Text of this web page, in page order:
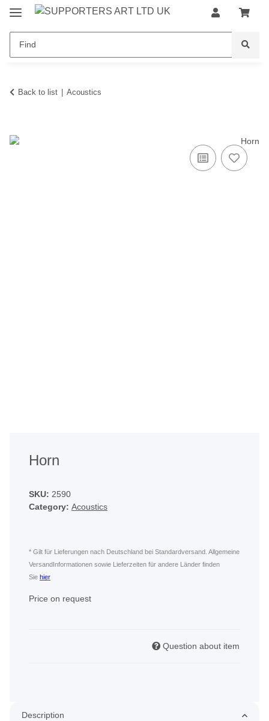
Back to list Acoustics
Horn
SKU: 2590
Category: Acoustics
* Gilt für Lieferungen nach Deutschland bei Standardversand. Allgemeine
VersandInformationen sowie Lieferzeiten für andere Länder finden
Sie hier
Price on request
Question about item
Description